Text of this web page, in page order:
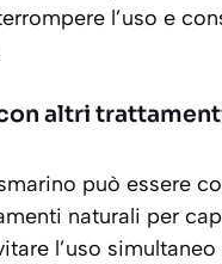
l’uso e
altri
può essere
naturali per
l’uso